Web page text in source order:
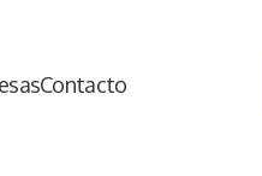
Contacto